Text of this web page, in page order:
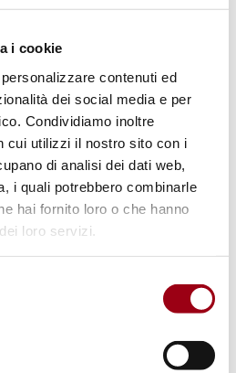
i cookie
contenuti ed
dei social media e per
Condividiamo inoltre
cui utilizzi il nostro sito con i
di analisi dei dati web,
i quali potrebbero combinarle
hai fornito loro o che hanno
loro servizi.
avrebbero dovuto
fra politica di
e la salvaguardia dei
auspica, pertanto,
in senso
e Banca(cfr. il testo
studio della Ong
alla realizzazione